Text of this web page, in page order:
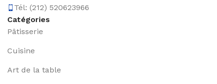
Tél: (212) 520623966
Catégories
Pâtisserie
Cuisine
Art de la table